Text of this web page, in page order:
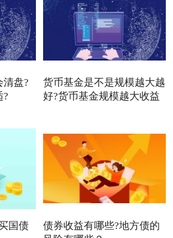
清盘?
?
货币基金是不是规模越大越
好?货币基金规模越大收益
国债
债券收益有哪些?地方债的